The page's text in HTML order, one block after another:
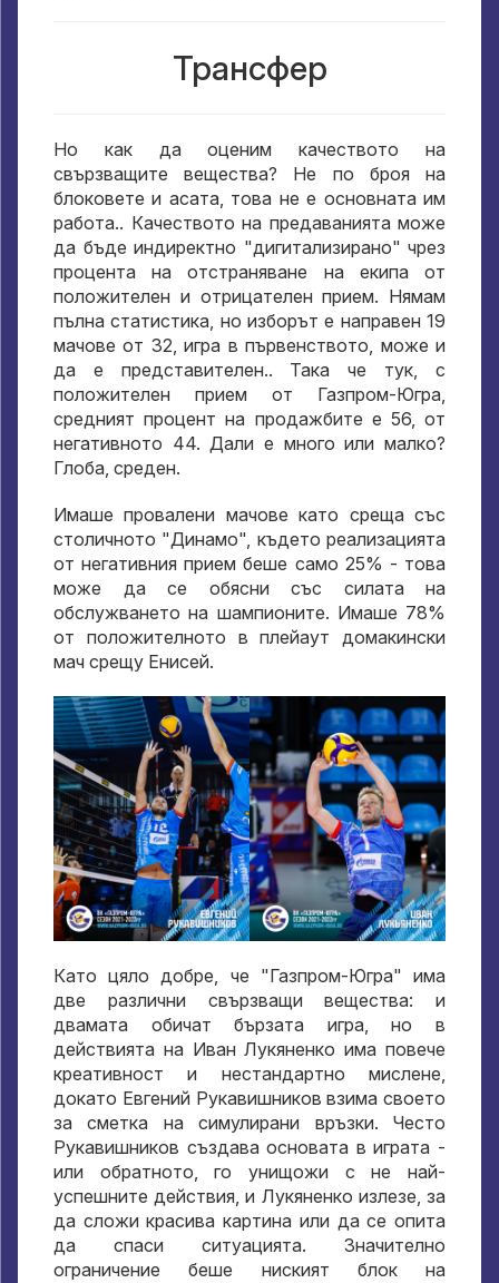
Трансфер
Но как да оценим качеството на
свързващите вещества? Не по броя на
блоковете и асата, това не е основната им
работа.. Качеството на предаванията може
да бъде индиректно "дигитализирано" чрез
процента на отстраняване на екипа от
положителен и отрицателен прием. Нямам
пълна статистика, но изборът е направен 19
мачове от 32, игра в първенството, може и
да е представителен.. Така че тук, с
положителен прием от Газпром-Югра,
средният процент на продажбите е 56, от
негативното 44. Дали е много или малко?
Глоба, среден.
Имаше провалени мачове като среща със
столичното "Динамо", където реализацията
от негативния прием беше само 25% - това
може да се обясни със силата на
обслужването на шампионите. Имаше 78%
от положителното в плейаут домакински
мач срещу Енисей.
Като цяло добре, че "Газпром-Югра" има
две различни свързващи вещества: и
двамата обичат бързата игра, но в
действията на Иван Лукяненко има повече
креативност и нестандартно мислене,
докато Евгений Рукавишников взима своето
за сметка на симулирани връзки. Често
Рукавишников създава основата в играта -
или обратното, го унищожи с не най-
успешните действия, и Лукяненко излезе, за
да сложи красива картина или да се опита
да спаси ситуацията. Значително
ограничение беше ниският блок на